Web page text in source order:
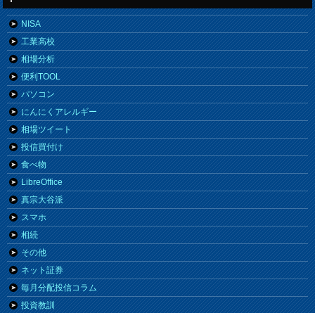
NISA
工業高校
相場分析
便利TOOL
パソコン
にんにくアレルギー
相場ツイート
投信買付け
食べ物
LibreOffice
真宗大谷派
スマホ
相続
その他
ネット証券
毎月分配投信コラム
投資教訓